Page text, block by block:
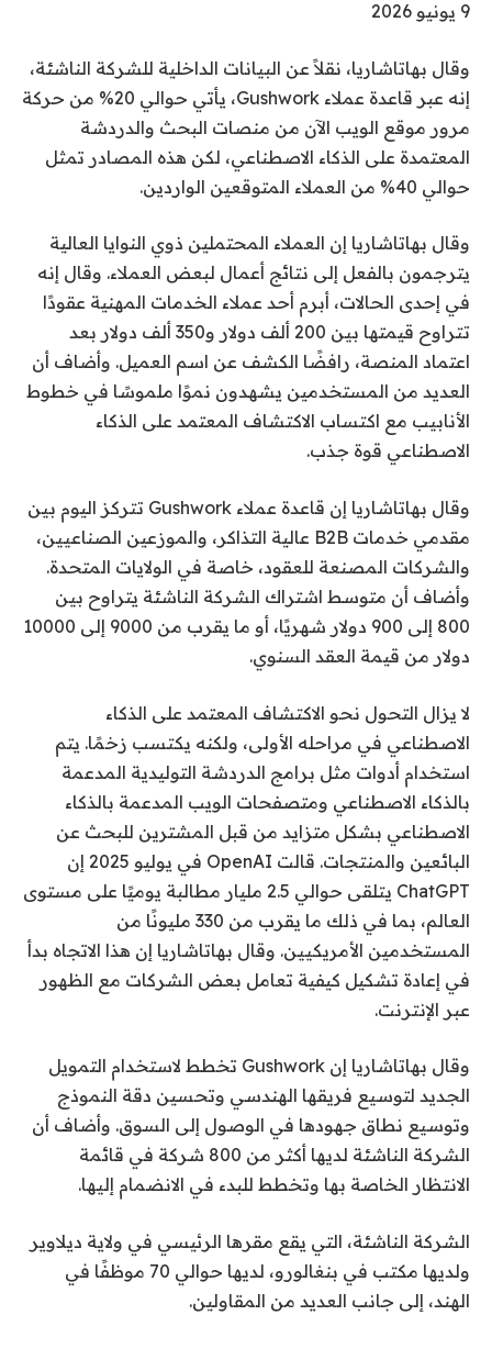
9 يونيو 2026
وقال بهاتاشاريا، نقلاً عن البيانات الداخلية للشركة الناشئة،
إنه عبر قاعدة عملاء Gushwork، يأتي حوالي 20% من حركة
مرور موقع الويب الآن من منصات البحث والدردشة
المعتمدة على الذكاء الاصطناعي، لكن هذه المصادر تمثل
حوالي 40% من العملاء المتوقعين الواردين.
وقال بهاتاشاريا إن العملاء المحتملين ذوي النوايا العالية
يترجمون بالفعل إلى نتائج أعمال لبعض العملاء. وقال إنه
في إحدى الحالات، أبرم أحد عملاء الخدمات المهنية عقودًا
تتراوح قيمتها بين 200 ألف دولار و350 ألف دولار بعد
اعتماد المنصة، رافضًا الكشف عن اسم العميل. وأضاف أن
العديد من المستخدمين يشهدون نموًا ملموسًا في خطوط
الأنابيب مع اكتساب الاكتشاف المعتمد على الذكاء
الاصطناعي قوة جذب.
وقال بهاتاشاريا إن قاعدة عملاء Gushwork تتركز اليوم بين
مقدمي خدمات B2B عالية التذاكر، والموزعين الصناعيين،
والشركات المصنعة للعقود، خاصة في الولايات المتحدة.
وأضاف أن متوسط ​​اشتراك الشركة الناشئة يتراوح بين
800 إلى 900 دولار شهريًا، أو ما يقرب من 9000 إلى 10000
دولار من قيمة العقد السنوي.
لا يزال التحول نحو الاكتشاف المعتمد على الذكاء
الاصطناعي في مراحله الأولى، ولكنه يكتسب زخمًا. يتم
استخدام أدوات مثل برامج الدردشة التوليدية المدعمة
بالذكاء الاصطناعي ومتصفحات الويب المدعمة بالذكاء
الاصطناعي بشكل متزايد من قبل المشترين للبحث عن
البائعين والمنتجات. قالت OpenAI في يوليو 2025 إن
ChatGPT يتلقى حوالي 2.5 مليار مطالبة يوميًا على مستوى
العالم، بما في ذلك ما يقرب من 330 مليونًا من
المستخدمين الأمريكيين. وقال بهاتاشاريا إن هذا الاتجاه بدأ
في إعادة تشكيل كيفية تعامل بعض الشركات مع الظهور
عبر الإنترنت.
وقال بهاتاشاريا إن Gushwork تخطط لاستخدام التمويل
الجديد لتوسيع فريقها الهندسي وتحسين دقة النموذج
وتوسيع نطاق جهودها في الوصول إلى السوق. وأضاف أن
الشركة الناشئة لديها أكثر من 800 شركة في قائمة
الانتظار الخاصة بها وتخطط للبدء في الانضمام إليها.
الشركة الناشئة، التي يقع مقرها الرئيسي في ولاية ديلاوير
ولديها مكتب في بنغالورو، لديها حوالي 70 موظفًا في
الهند، إلى جانب العديد من المقاولين.